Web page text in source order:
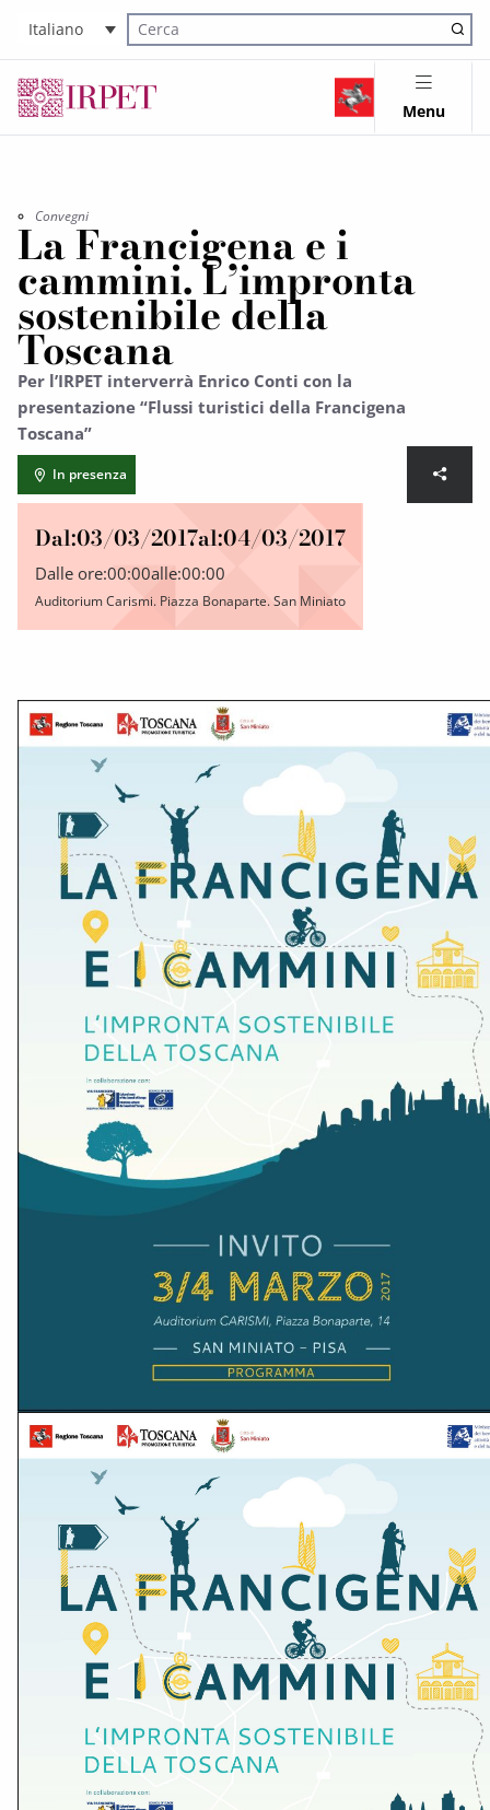
Italiano
Cerca nel sito
Menu
Convegni
La Francigena e i
cammini. L’impronta
sostenibile della
Toscana
Per l’IRPET interverrà Enrico Conti con la
presentazione “Flussi turistici della Francigena
Toscana”
In presenza
Dal:03/03/2017al:04/03/2017
Dalle ore:00:00alle:00:00
Auditorium Carismi. Piazza Bonaparte. San Miniato